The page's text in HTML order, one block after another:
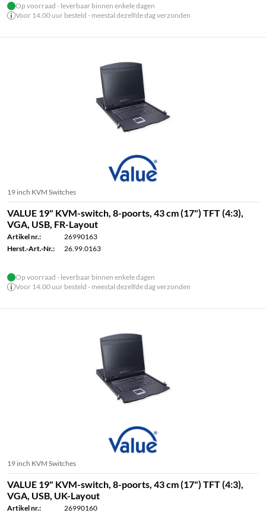
Op voorraad - leverbaar binnen enkele dagen
Voor 14.00 uur besteld - meestal dezelfde dag verzonden
19 inch KVM Switches
VALUE 19" KVM-switch, 8-poorts, 43 cm (17") TFT (4:3),
VGA, USB, FR-Layout
Artikel nr.:
26990163
Herst.-Art.-Nr.:
26.99.0163
Op voorraad - leverbaar binnen enkele dagen
Voor 14.00 uur besteld - meestal dezelfde dag verzonden
19 inch KVM Switches
VALUE 19" KVM-switch, 8-poorts, 43 cm (17") TFT (4:3),
VGA, USB, UK-Layout
Artikel nr.:
26990160